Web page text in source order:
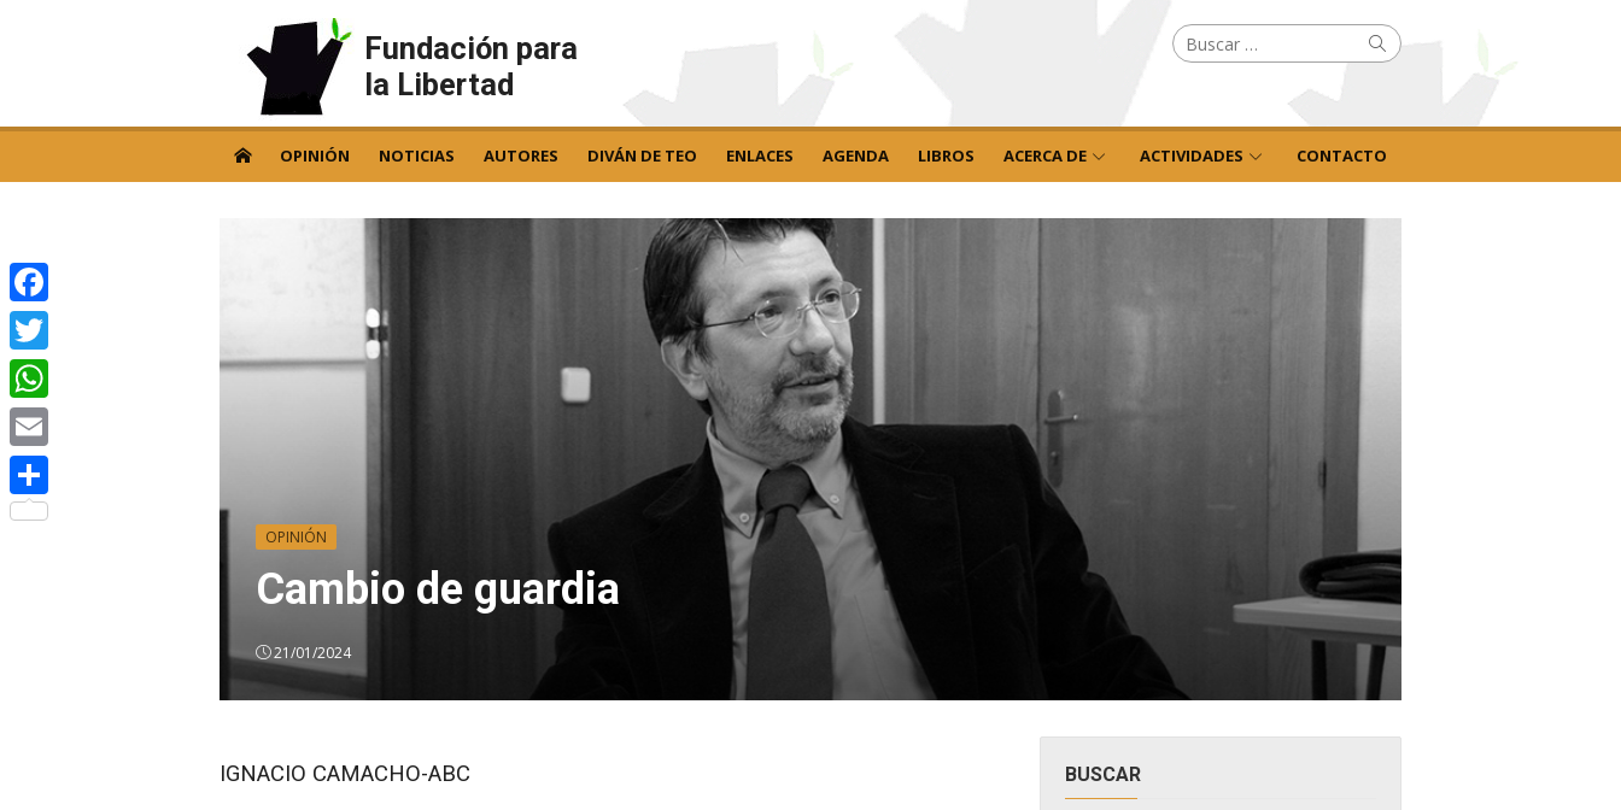
Fundación para
la Libertad
Buscar
por: Buscar
OPINIÓN NOTICIAS AUTORES DIVÁN DE TEO ENLACES AGENDA LIBROS ACERCA DE ACTIVIDADES CONTACTO
OPINIÓN
Cambio de guardia
21/01/2024
IGNACIO CAMACHO-ABC BUSCAR
Facebook
Twitter
WhatsApp
Email
Compartir